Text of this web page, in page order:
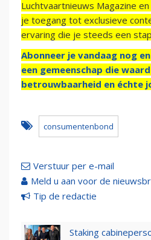
Luchtvaartnieuws Magazine
je toegang tot exclusieve
ervaring die je steeds een
Abonneer je vandaag nog
een gemeenschap die
betrouwbaarheid en échte
consumentenbond
Verstuur per e-mail
Meld u aan voor de
Tip de redactie
Staking